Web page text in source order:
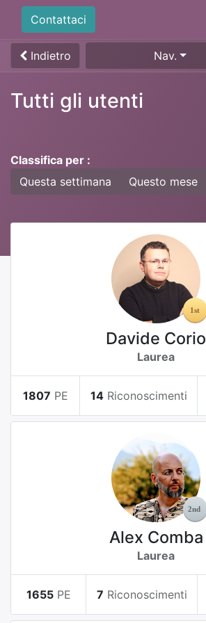
Contattaci
Indietro Nav.
Tutti gli utenti
Classifica per :
Questa settimana
Questo mese
Davide Corio
Laurea
1807 PE 14 Riconoscimenti
Alex Comba
Laurea
1655 PE 7 Riconoscimenti